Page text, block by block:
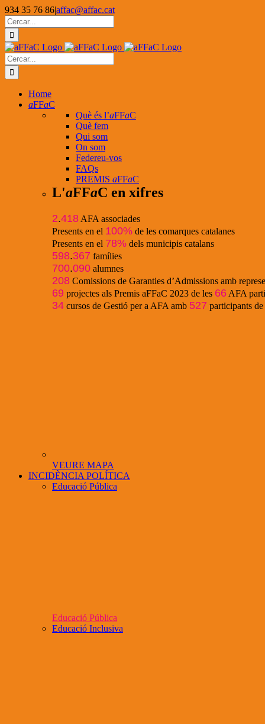
Skip
to
content
934 35 76 86|affac@affac.cat
Facebook
X
YouTube
Cerca
…
Cerca
…
Home
aFFaC
Què és l’aFFaC
Què fem
Qui som
On som
Federeu-vos
FAQs
PREMIS aFFaC
L'aFFaC en xifres
2.418 AFA associades
Presents en el 100% de les comarques catalanes
Presents en el 78% dels municipis catalans
598.367 famílies
700.090 alumnes
208 Comissions de Garanties d’Admissions amb
69 projectes als Premis aFFaC 2023 de les 66 AFA
34 cursos de Gestió per a AFA amb 527 participants de
VEURE MAPA
INCIDÈNCIA POLÍTICA
Educació Pública
Educació Pública
Educació Inclusiva